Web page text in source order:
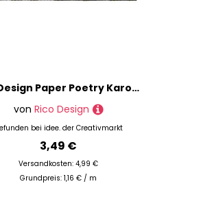
Rico Design Paper Poetry Karoband schwarz-gelb-grün-rot 25mm 3m
von Rico Design
bei idee. der Creativmarkt
3,49 €
Versandkosten: 4,99 €
Grundpreis: 1,16 € / m